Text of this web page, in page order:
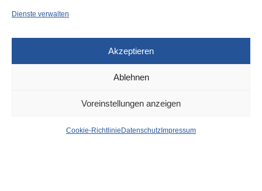
Dienste verwalten
Akzeptieren
Ablehnen
Voreinstellungen anzeigen
Cookie-Richtlinie Datenschutz Impressum